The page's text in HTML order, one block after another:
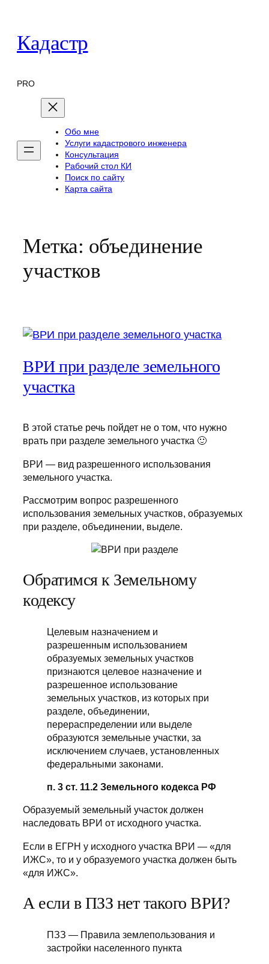
содержимому
Кадастр
PRO
Обо мне
Услуги кадастрового инженера
Консультация
Рабочий стол КИ
Поиск по сайту
Карта сайта
Метка: объединение
участков
ВРИ при разделе земельного
участка
В этой статье речь пойдет не о том, что нужно
врать при разделе земельного участка 🙂
ВРИ — вид разрешенного использования
земельного участка.
Рассмотрим вопрос разрешенного
использования земельных участков, образуемых
при разделе, объединении, выделе.
Обратимся к Земельному
кодексу
Целевым назначением и
разрешенным использованием
образуемых земельных участков
признаются целевое назначение и
разрешенное использование
земельных участков, из которых при
разделе, объединении,
перераспределении или выделе
образуются земельные участки, за
исключением случаев, установленных
федеральными законами.
п. 3 ст. 11.2 Земельного кодекса РФ
Образуемый земельный участок должен
наследовать ВРИ от исходного участка.
Если в ЕГРН у исходного участка ВРИ — «для
ИЖС», то и у образуемого участка должен быть
«для ИЖС».
А если в ПЗЗ нет такого ВРИ?
ПЗЗ — Правила землепользования и
застройки населенного пункта